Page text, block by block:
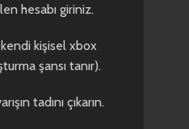
hesabı giriniz.
kendi kişisel xbox
şansı tanır).
tadını çıkarın.